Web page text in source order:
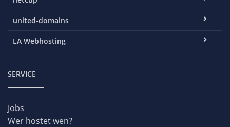
united-domains
LA Webhosting
SERVICE
Jobs
Wer hostet wen?